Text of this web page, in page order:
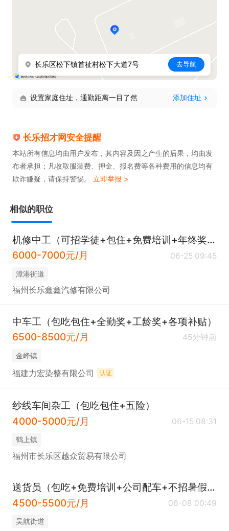
长乐区松下镇首祉村松下大道7号 去导航
设置家庭住址，通勤距离一目了然 添加住址
长乐招才网安全提醒
本站所有信息均由用户发布，其内容及因之产生的后果，均由发
布者承担；凡收取服装费、押金、报名费等各种费用的信息均有
欺诈嫌疑，请保持警惕。 立即举报 >
相似的职位
机修中工（可招学徒+包住+免费培训+年终奖+节日福利）
6000-7000元/月
06-25 09:45
​漳港街道
福州长乐鑫鑫汽修有限公司
中车工（包吃包住+全勤奖+工龄奖+各项补贴）
6500-8500元/月
45分钟前
​金峰镇
福建力宏染整有限公司 认证
纱线车间杂工（包吃包住+五险）
4000-5000元/月
06-15 08:31
​鹤上镇
福州市长乐区越众贸易有限公司
送货员（包吃+免费培训+公司配车+不招暑假工）
4500-5500元/月
06-08 00:49
吴航街道